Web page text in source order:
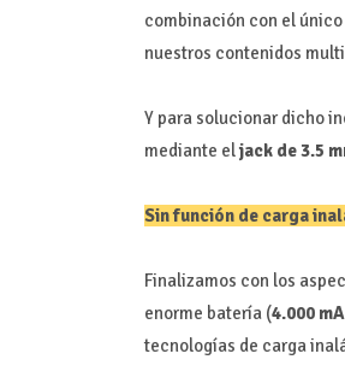
combinación con el
nuestros contenidos
Y para solucionar dicho
mediante eljack de 3.5
Sin función de carga
Finalizamos con los
enorme batería (4.000
tecnologías de carga